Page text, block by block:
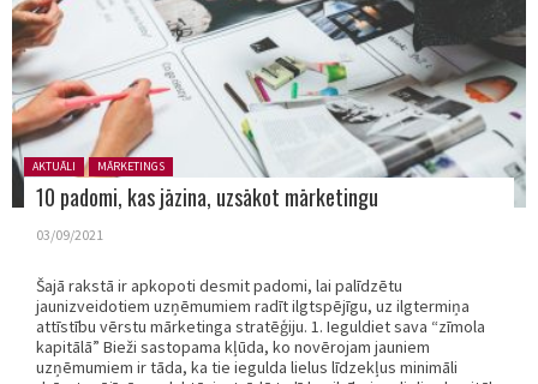
Posted in:
AKTUĀLI MĀRKETINGS
10 padomi, kas jāzina, uzsākot mārketingu
03/09/2021
Šajā rakstā ir apkopoti desmit padomi, lai palīdzētu
jaunizveidotiem uzņēmumiem radīt ilgtspējīgu, uz ilgtermiņa
attīstību vērstu mārketinga stratēģiju. 1. Ieguldiet sava “zīmola
kapitālā” Bieži sastopama kļūda, ko novērojam jauniem
uzņēmumiem ir tāda, ka tie iegulda lielus līdzekļus minimāli